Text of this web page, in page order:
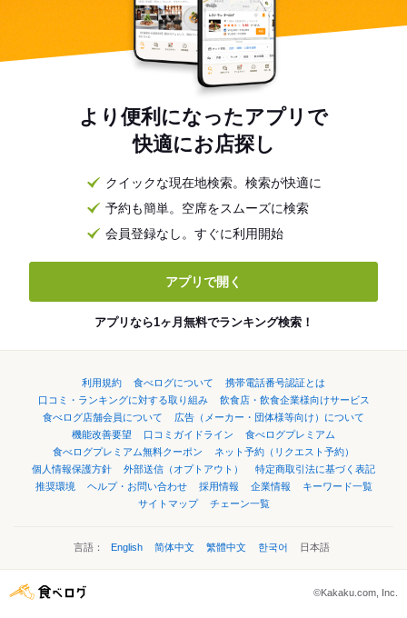
より便利になったアプリで
快適にお店探し
クイックな現在地検索。検索が快適に
予約も簡単。空席をスムーズに検索
会員登録なし。すぐに利用開始
アプリで開く
アプリなら1ヶ月無料でランキング検索！
利用規約 食べログについて
携帯電話番号認証とは
口コミ・ランキングに対する取り組み
飲食店・飲食企業様向けサービス
食べログ店舗会員について
広告（メーカー・団体様等向け）について
機能改善要望
口コミガイドライン
食べログプレミアム
食べログプレミアム無料クーポン
ネット予約（リクエスト予約）
個人情報保護方針
外部送信（オプトアウト）
特定商取引法に基づく表記
推奨環境
ヘルプ・お問い合わせ 採用情報 企業情報
キーワード一覧
サイトマップ
チェーン一覧
言語： English 简体中文 繁體中文 한국어 日本語
©Kakaku.com, Inc.